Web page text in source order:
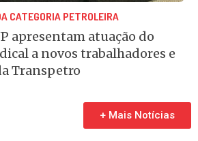
CATEGORIA PETROLEIRA
apresentam atuação do
a novos trabalhadores e
Transpetro
+ Mais Notícias